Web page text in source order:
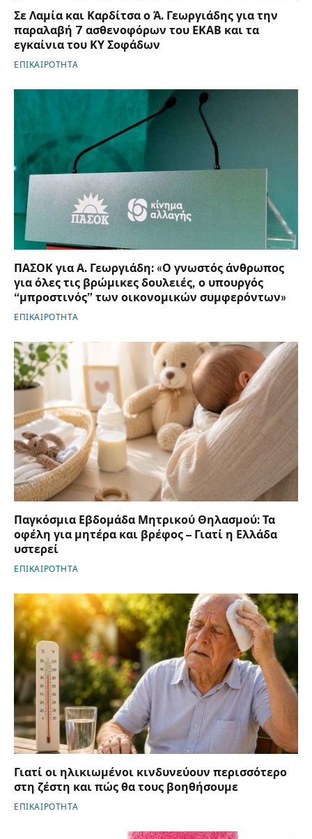
Σε Λαμία και Καρδίτσα ο Ά. Γεωργιάδης για την
παραλαβή 7 ασθενοφόρων του ΕΚΑΒ και τα
εγκαίνια του ΚΥ Σοφάδων
ΕΠΙΚΑΙΡΟΤΗΤΑ
ΠΑΣΟΚ για Α. Γεωργιάδη: «Ο γνωστός άνθρωπος
για όλες τις βρώμικες δουλειές, ο υπουργός
“μπροστινός” των οικονομικών συμφερόντων»
ΕΠΙΚΑΙΡΟΤΗΤΑ
Παγκόσμια Εβδομάδα Μητρικού Θηλασμού: Τα
οφέλη για μητέρα και βρέφος – Γιατί η Ελλάδα
υστερεί
ΕΠΙΚΑΙΡΟΤΗΤΑ
Γιατί οι ηλικιωμένοι κινδυνεύουν περισσότερο
στη ζέστη και πώς θα τους βοηθήσουμε
ΕΠΙΚΑΙΡΟΤΗΤΑ